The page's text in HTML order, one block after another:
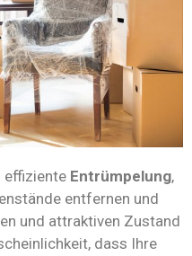
effiziente Entrümpelung,
entfernen und
und attraktiven Zustand
dass Ihre